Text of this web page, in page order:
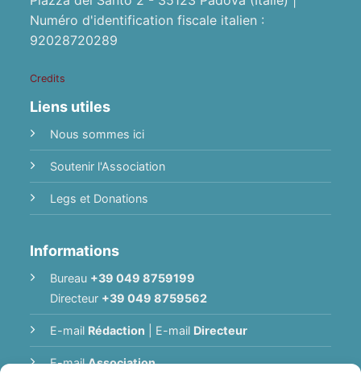
Numéro d'identification fiscale italien :
92028720289
Credits
Liens utiles
Nous sommes ici
Soutenir l'Association
Legs et Donations
Informations
Bureau +39 049 8759199
Directeur +39 049 8759562
E-mail Rédaction E-mail Directeur
E-mailAssociation